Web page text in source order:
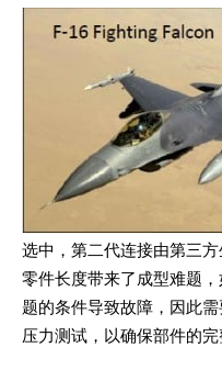
选中，第二代连接由第三
零件长度带来了成型难题
题的条件导致故障，因此
压力测试，以确保部件的完